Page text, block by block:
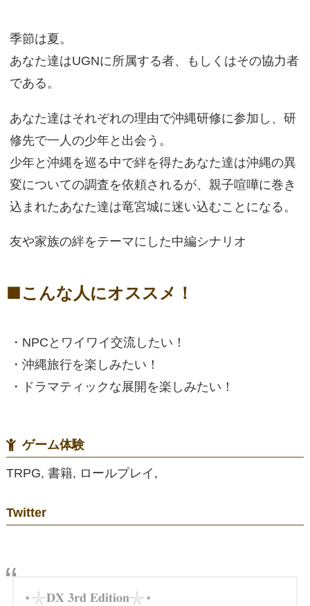
季節は夏。
あなた達はUGNに所属する者、もしくはその協力者
である。
あなた達はそれぞれの理由で沖縄研修に参加し、研
修先で一人の少年と出会う。
少年と沖縄を巡る中で絆を得たあなた達は沖縄の異
変についての調査を依頼されるが、親子喧嘩に巻き
込まれたあなた達は竜宮城に迷い込むことになる。
友や家族の絆をテーマにした中編シナリオ
■こんな人にオススメ！
・NPCとワイワイ交流したい！
・沖縄旅行を楽しみたい！
・ドラマティックな展開を楽しみたい！
ゲーム体験
TRPG, 書籍, ロールプレイ,
Twitter
⋆𓇼𝐃𝐗 𝟑𝐫𝐝 𝐄𝐝𝐢𝐭𝐢𝐨𝐧𓇼⋆